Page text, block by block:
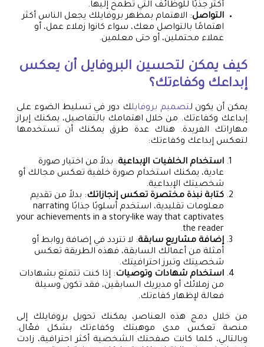
أكثر جذبًا للوظائف التي تطمح إليها.
التواصل: الاهتمام بمظهر بروفايلك يجعل الناس أكثر
اهتمامًا بالتواصل معك، سواء كانوا زملاء عمل، أو
عملاء محتملين، أو حتى معلمين.
كيف يمكن لتحسين البروفايل أن يعكس
إبداعك وكفاءتك؟
يمكن أن يكون لتصميم بروفايلك دور في تسليط الضوء على
إبداعك وكفاءتك. من خلال اهتمامك بالتفاصيل، يمكنك إبراز
مهاراتك الفريدة. هناك عدة طرق يمكنك أن تستخدمها
لتعكس إبداعك وكفاءتك:
استخدام الخلفيات الإبداعية: بدلاً من اختيار صورة
عادية، يمكنك استخدام صورة خلفية تعكس مجالك أو
شخصيتك الإبداعية.
كتابة نبذة مختصرة تعكس إنجازاتك: بدلاً من تقديم
معلومات تقليدية، استخدم أسلوبًا جذابًا narrating
your achievements in a story-like way that captivates
the reader.
إضافة مشاريع سابقة: لا تتردد في إضافة روابط أو
أمثلة من أعمالك السابقة، فهذه الطريقة تعكس
شخصيتك وتبرز احترافيتك.
استخدام شهادات وتوصيات: إذا كنت تتمتع بشهادات
من زملائك أو مديريك السابقين، فقد تكون وسيلة
فعالة لإظهار كفاءتك.
من خلال دمج هذه العناصر، يمكنك تحويل بروفايلك إلى
منصة تعكس مدى موهبتك وكفاءتك بشكل فعّال.
وبالتالي، كلما كانت صفحتك الشخصية أكثر احترافية، زادت